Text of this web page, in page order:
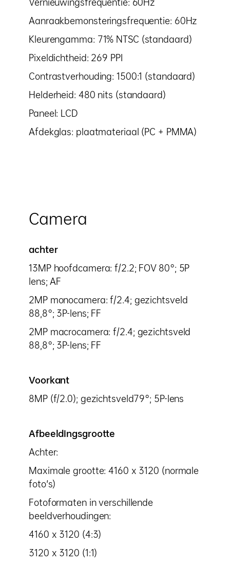
Vernieuwingsfrequentie: 60Hz
Aanraakbemonsteringsfrequentie: 60Hz
Kleurengamma: 71% NTSC (standaard)
Pixeldichtheid: 269 PPI
Contrastverhouding: 1500:1 (standaard)
Helderheid: 480 nits (standaard)
Paneel: LCD
Afdekglas: plaatmateriaal (PC + PMMA)
Camera
achter
13MP hoofdcamera: f/2.2; FOV 80°; 5P
lens; AF
2MP monocamera: f/2.4; gezichtsveld
88,8°; 3P-lens; FF
2MP macrocamera: f/2.4; gezichtsveld
88,8°; 3P-lens; FF
Voorkant
8MP (f/2.0); gezichtsveld79°; 5P-lens
Afbeeldingsgrootte
Achter:
Maximale grootte: 4160 x 3120 (normale
foto's)
Fotoformaten in verschillende
beeldverhoudingen:
4160 x 3120 (4:3)
3120 x 3120 (1:1)